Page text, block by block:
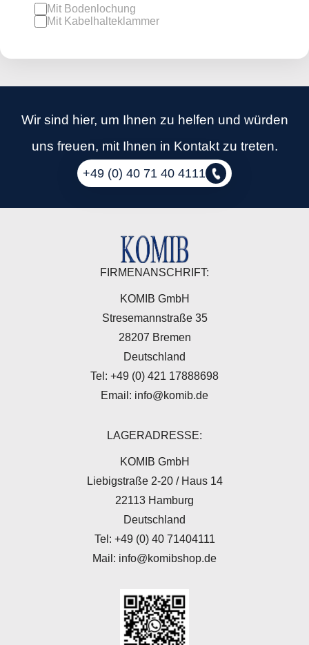
Mit Bodenlochung
Mit Kabelhalteklammer
Wir sind hier, um Ihnen zu helfen und würden
uns freuen, mit Ihnen in Kontakt zu treten.
+49 (0) 40 71 40 4111
FIRMENANSCHRIFT:
KOMIB GmbH
Stresemannstraße 35
28207 Bremen
Deutschland
Tel: +49 (0) 421 17888698
Email: info@komib.de
LAGERADRESSE:
KOMIB GmbH
Liebigstraße 2-20 / Haus 14
22113 Hamburg
Deutschland
Tel: +49 (0) 40 71404111
Mail: info@komibshop.de